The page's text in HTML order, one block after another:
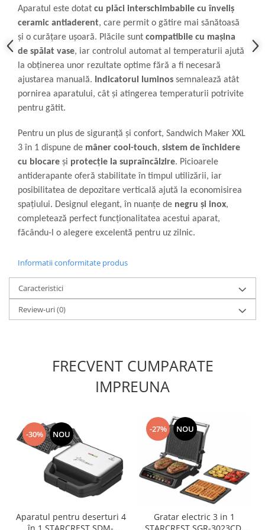
Aparatul este dotat cu plăci interschimbabile cu înveliș
ceramic antiaderent, care permit o gătire mai sănătoasă
și o curățare ușoară. Plăcile sunt compatibile cu mașina
de spălat vase, iar controlul automat al temperaturii ajută
la obținerea unor rezultate optime fără a fi necesară
ajustarea manuală.
Indicatorul luminos semnalează atât
pornirea aparatului, cât și atingerea temperaturii potrivite
pentru gătit.
Pentru un plus de siguranță și confort, Sandwich Maker XXL
3 în 1 dispune de mâner cool-touch, sistem de închidere
cu blocare și protecție la supraîncălzire. Picioarele
antiderapante oferă stabilitate în timpul utilizării, iar
posibilitatea de depozitare verticală ajută la economisirea
spațiului. Designul elegant, în nuanțe de negru și inox,
completează perfect funcționalitatea acestui aparat,
făcându-l o alegere excelentă pentru uz zilnic.
Informatii conformitate produs
Caracteristici
Review-uri(0)
FRECVENT CUMPARATE
IMPREUNA
-30% NOU
Aparatul pentru deserturi 4
-27% NOU
Gratar electric 3 in 1